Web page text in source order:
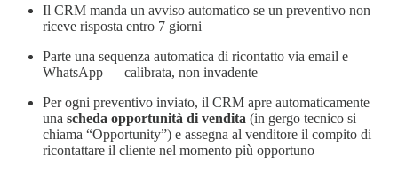
Il CRM manda un avviso automatico se un preventivo non
riceve risposta entro 7 giorni
Parte una sequenza automatica di ricontatto via email e
WhatsApp — calibrata, non invadente
Per ogni preventivo inviato, il CRM apre automaticamente
una scheda opportunità di vendita (in gergo tecnico si
chiama “Opportunity”) e assegna al venditore il compito di
ricontattare il cliente nel momento più opportuno